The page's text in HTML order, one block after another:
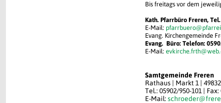
Bis freitags vor dem
Kath. Pfarrbüro Freren,
E-Mail:
Evang. Kirchengemeinde
Evang. Büro: Telefon:
E-Mail:
Samtgemeinde Freren
Rathaus | Markt 1 |
Tel.: 05902/950-101 |
E-Mail: